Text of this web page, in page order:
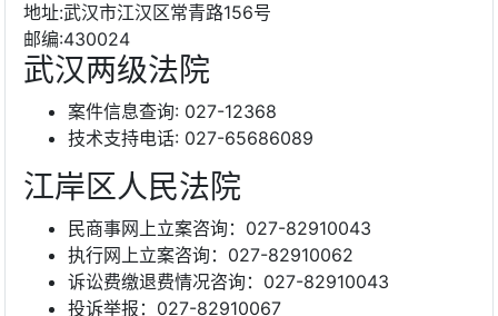
地址:武汉市江汉区常青路156号
邮编:430024
武汉两级法院
案件信息查询: 027-12368
技术支持电话: 027-65686089
江岸区人民法院
民商事网上立案咨询：027-82910043
执行网上立案咨询：027-82910062
诉讼费缴退费情况咨询：027-82910043
投诉举报：027-82910067